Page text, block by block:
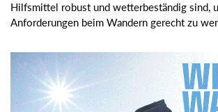
Hilfsmittel robust und wetterbeständig sind,
Anforderungen beim Wandern gerecht zu